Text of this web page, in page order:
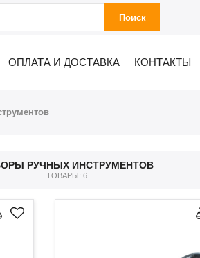
Поиск
ОПЛАТА И ДОСТАВКА КОНТАКТЫ
РУЧНЫХ ИНСТРУМЕНТОВ
ТОВАРЫ: 6